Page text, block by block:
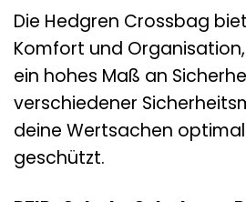
Die Hedgren Crossbag
Komfort und
ein hohes Maß an
verschiedener
deine Wertsachen
geschützt.